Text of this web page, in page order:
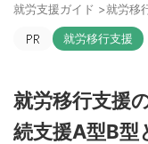
就労支援ガイド >就労移
就労移行支援
就労移行支援
続支援A型B型